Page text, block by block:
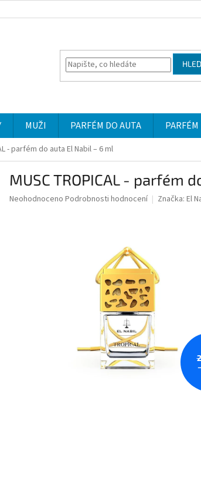
MUŽI PARFÉM DO AUTA
- parfém do auta El Nabil – 6 ml
MUSC TROPICAL - parfém
Průměrné
Neohodnoceno Podrobnosti hodnocení Značka: El